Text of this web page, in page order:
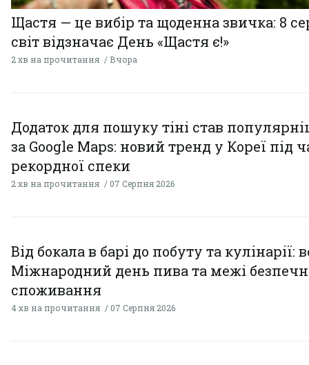
Щастя — це вибір та щоденна звичка: 8
світ відзначає День «Щастя є!»
2 хв на прочитання Вчора
Додаток для пошуку тіні став
за Google Maps: новий тренд у Кореї під
рекордної спеки
2 хв на прочитання 07 Серпня 2026
Від бокала в барі до побуту та кулінарії:
Міжнародний день пива та межі
споживання
4 хв на прочитання 07 Серпня 2026